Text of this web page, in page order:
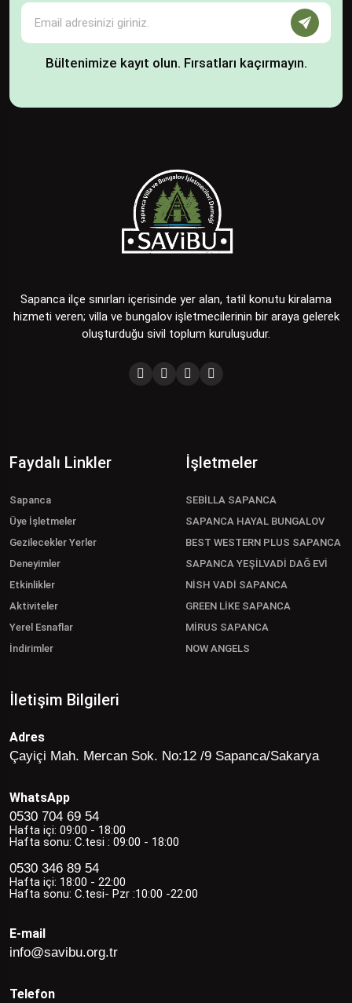
Bültenimize kayıt olun. Fırsatları kaçırmayın.
Sapanca ilçe sınırları içerisinde yer alan, tatil konutu kiralama
hizmeti veren; villa ve bungalov işletmecilerinin bir araya gelerek
oluşturduğu sivil toplum kuruluşudur.
Faydalı Linkler
Sapanca
Üye İşletmeler
Gezilecekler Yerler
Deneyimler
Etkinlikler
Aktiviteler
Yerel Esnaflar
İndirimler
İşletmeler
SEBİLLA SAPANCA
SAPANCA HAYAL BUNGALOV
BEST WESTERN PLUS SAPANCA
SAPANCA YEŞİLVADİ DAĞ EVİ
NİSH VADİ SAPANCA
GREEN LİKE SAPANCA
MİRUS SAPANCA
NOW ANGELS
İletişim Bilgileri
Adres
Çayiçi Mah. Mercan Sok. No:12 /9 Sapanca/Sakarya
WhatsApp
0530 704 69 54
Hafta içi: 09:00 - 18:00
Hafta sonu: C.tesi : 09:00 - 18:00
0530 346 89 54
Hafta içi: 18:00 - 22:00
Hafta sonu: C.tesi- Pzr :10:00 -22:00
E-mail
info@savibu.org.tr
Telefon